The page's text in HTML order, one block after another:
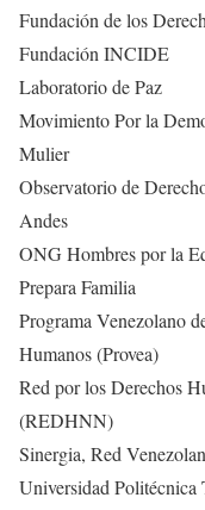
Fundación de los
Fundación INCIDE
Laboratorio de Paz
Movimiento Por la
Mulier
Observatorio de
Andes
ONG Hombres por la
Prepara Familia
Programa Venezolano
Humanos (Provea)
Red por los Derechos
(REDHNN)
Sinergia, Red
Universidad Politécnica